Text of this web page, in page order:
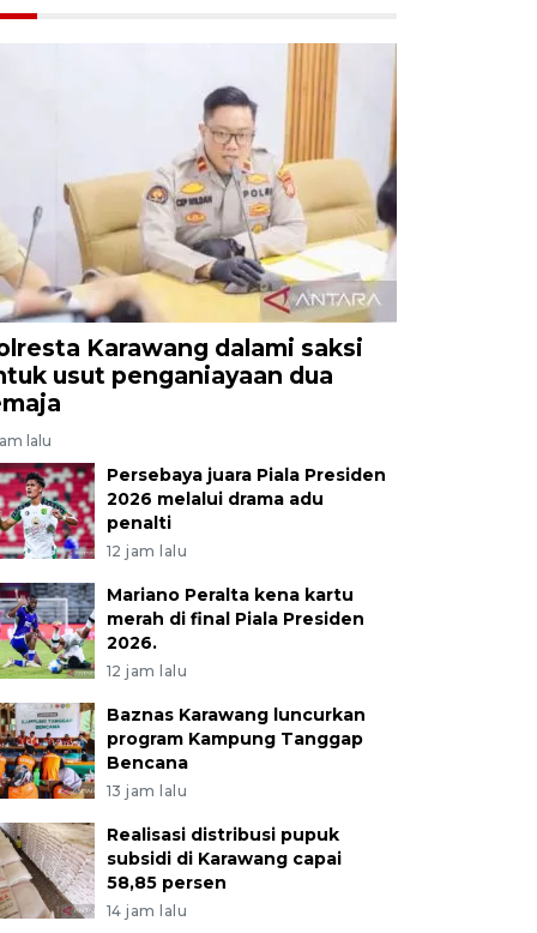
Karawang dalami saksi
usut penganiayaan dua
lalu
Persebaya juara Piala Presiden
2026 melalui drama adu
penalti
12 jam lalu
Mariano Peralta kena kartu
merah di final Piala Presiden
2026.
12 jam lalu
Baznas Karawang luncurkan
program Kampung Tanggap
Bencana
13 jam lalu
Realisasi distribusi pupuk
subsidi di Karawang capai
58,85 persen
14 jam lalu